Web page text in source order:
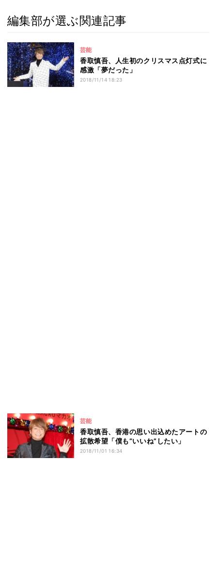
編集部が選ぶ関連記事
芸能
香取慎吾、人生初のクリスマス点灯式に
感激「夢だった」
2018/11/14 18:23
芸能
香取慎吾、香港の思い出込めたアートの
拡散希望「僕も“いいね”したい」
2018/11/01 16:34